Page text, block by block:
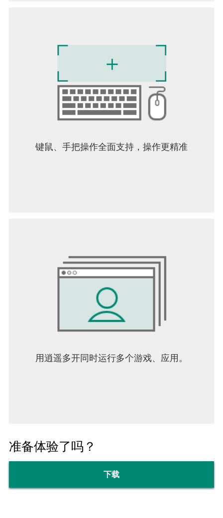
键鼠、手把操作全面支持，操作更精准
用逍遥多开同时运行多个游戏、应用。
准备体验了吗？
下载